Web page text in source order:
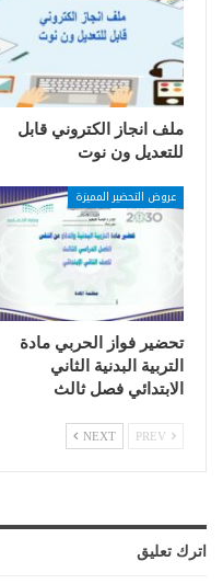
ملف انجاز الكتروني قابل
للتعديل ون نوت
عروض التحضير المميزة
تحضير فواز الحربي مادة
التربية البدنية الثاني
الابتدائي فصل ثالث
NEXT
اترك تعليق